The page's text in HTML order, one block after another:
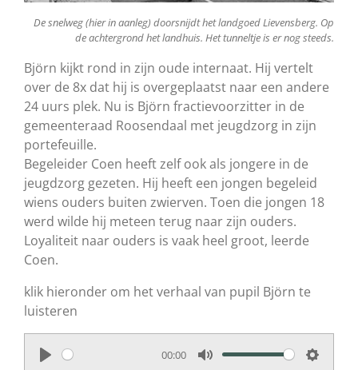
De snelweg (hier in aanleg) doorsnijdt het landgoed Lievensberg. Op
de achtergrond het landhuis. Het tunneltje is er nog steeds.
Björn kijkt rond in zijn oude internaat. Hij vertelt
over de 8x dat hij is overgeplaatst naar een andere
24 uurs plek. Nu is Björn fractievoorzitter in de
gemeenteraad Roosendaal met jeugdzorg in zijn
portefeuille.
Begeleider Coen heeft zelf ook als jongere in de
jeugdzorg gezeten. Hij heeft een jongen begeleid
wiens ouders buiten zwierven. Toen die jongen 18
werd wilde hij meteen terug naar zijn ouders.
Loyaliteit naar ouders is vaak heel groot, leerde
Coen.
klik hieronder om het verhaal van pupil Björn te
luisteren
00:00